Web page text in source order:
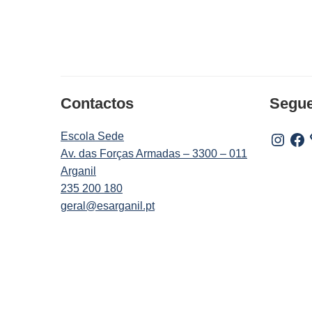
Contactos
Escola Sede
Av. das Forças Armadas – 3300 – 011
Arganil
235 200 180
geral@esarganil.pt